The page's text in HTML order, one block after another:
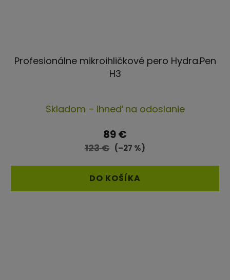
Profesionálne mikroihličkové pero Hydra.Pen
H3
hodnotenie
produktu
je
z
5
Skladom – ihneď na odoslanie
89 €
123 € (–27 %)
DO KOŠÍKA